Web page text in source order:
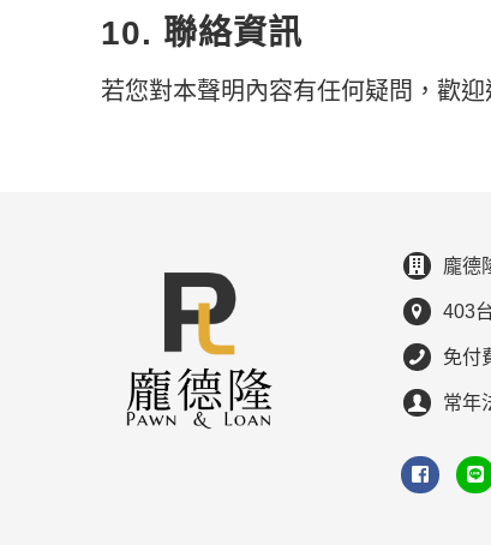
10. 聯絡資訊
若您對本聲明內容有任何疑問，歡
龐德
403
免付
常年